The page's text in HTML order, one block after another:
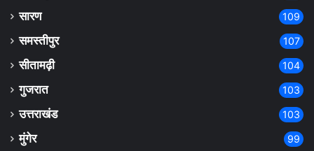
सारण 109
समस्तीपुर 107
सीतामढ़ी 104
गुजरात 103
उत्तराखंड 103
मुंगेर 99